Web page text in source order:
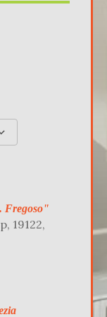
Fregoso"
19122,